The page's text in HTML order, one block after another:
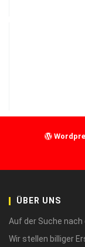
ÜBER UNS
Auf der Suche
Wir stellen billiger